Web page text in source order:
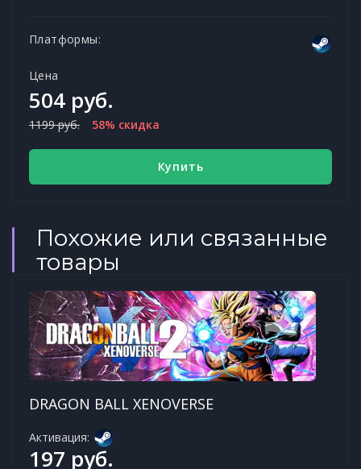
Платформы:
Цена
504 руб.
1199 руб. 58% скидка
Купить
Похожие или связанные
товары
DRAGON BALL XENOVERSE
Активация:
197 руб.